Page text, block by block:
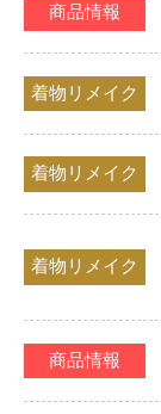
商品情報
着物リメイク
着物リメイク
着物リメイク
商品情報